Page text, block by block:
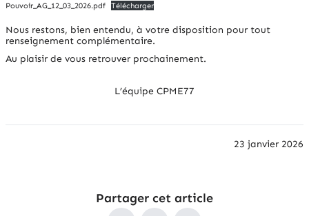
Pouvoir_AG_12_03_2026.pdf Télécharger
Nous restons, bien entendu, à votre disposition pour tout
renseignement complémentaire.
Au plaisir de vous retrouver prochainement.
L’équipe CPME77
23 janvier 2026
Partager cet article